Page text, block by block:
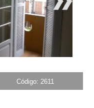
Código: 2611